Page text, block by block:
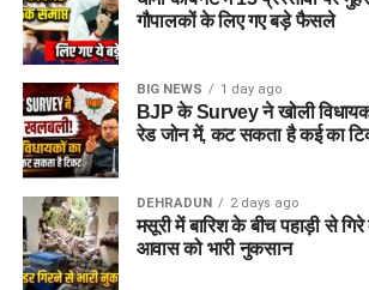
गौपालकों के लिए गए बड़े फैसले
BIG NEWS 1 day ago
BJP के Survey ने खोली
रेड जोन में, कट सकता है कई का
DEHRADUN 2 days ago
मसूरी में बारिश के बीच पहाड़ी से गिरे
आवास को भारी नुकसान